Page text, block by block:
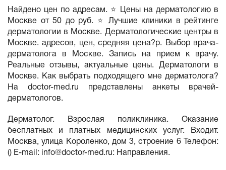
Найдено цен по адресам. ⭐ Цены на дерматологию в
Москве от 50 до руб. ⭐ Лучшие клиники в рейтинге
дерматологии в Москве. Дерматологические центры в
Москве. адресов, цен, средняя цена?р. Выбор врача-
дерматолога в Москве. Запись на прием к врачу.
Реальные отзывы, актуальные цены. Дерматологи в
Москве. Как выбрать подходящего мне дерматолога?
На doctor-med.ru представлены анкеты врачей-
дерматологов.
Дерматолог. Взрослая поликлиника. Оказание
бесплатных и платных медицинских услуг. Входит.
Москва, улица Короленко, дом 3, строение 6 Телефон:
() E-mail:
info@doctor-med.ru : Направления.